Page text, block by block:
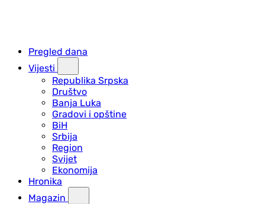
Pregled dana
Vijesti
Republika Srpska
Društvo
Banja Luka
Gradovi i opštine
BiH
Srbija
Region
Svijet
Ekonomija
Hronika
Magazin